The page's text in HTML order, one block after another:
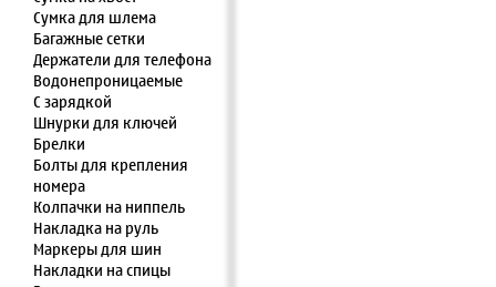
Сумка для шлема
Багажные сетки
Держатели для телефона
Водонепроницаемые
С зарядкой
Шнурки для ключей
Брелки
Болты для крепления
номера
Колпачки на ниппель
Накладка на руль
Маркеры для шин
Накладки на спицы